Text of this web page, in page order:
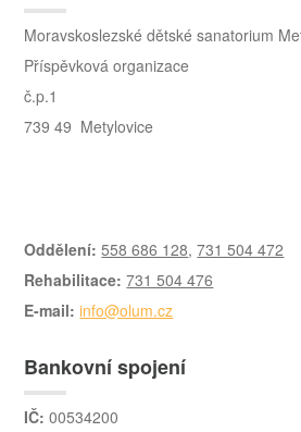
Moravskoslezské dětské sanatorium
Příspěvková organizace
č.p.1
739 49 Metylovice
Oddělení: 558 686 128,731 504 472
Rehabilitace: 731 504 476
E-mail: info@olum.cz
Bankovní spojení
IČ: 00534200